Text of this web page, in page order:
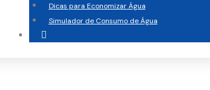
Dicas para Economizar Água
Simulador de Consumo de Água